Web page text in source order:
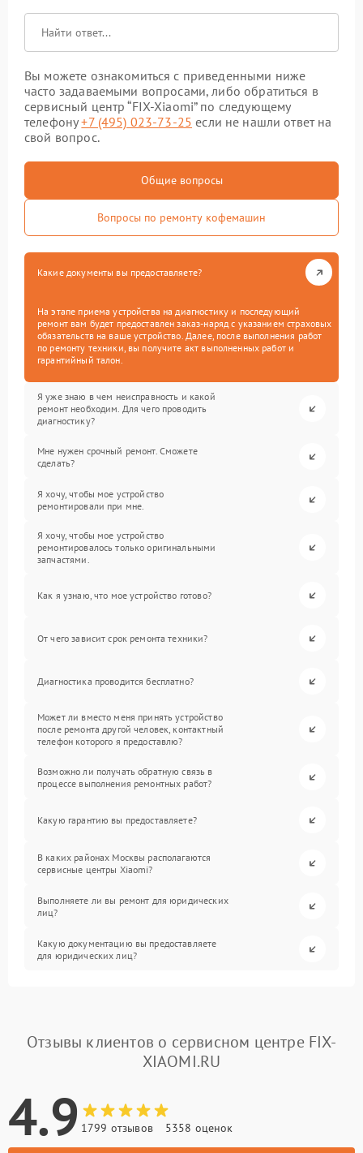
Вы можете ознакомиться с приведенными ниже
часто задаваемыми вопросами, либо обратиться в
сервисный центр “FIX-Xiaomi” по следующему
телефону+7 (495) 023-73-25 если не нашли ответ на
свой вопрос.
Общие вопросы
Вопросы по ремонту кофемашин
Какие документы вы предоставляете?
На этапе приема устройства на диагностику и последующий
ремонт вам будет предоставлен заказ-наряд с указанием страховых
обязательств на ваше устройство. Далее, после выполнения работ
по ремонту техники, вы получите акт выполненных работ и
гарантийный талон.
Я уже знаю в чем неисправность и какой
ремонт необходим. Для чего проводить
диагностику?
Мне нужен срочный ремонт. Сможете
сделать?
Я хочу, чтобы мое устройство
ремонтировали при мне.
Я хочу, чтобы мое устройство
ремонтировалось только оригинальными
запчастями.
Как я узнаю, что мое устройство готово?
От чего зависит срок ремонта техники?
Диагностика проводится бесплатно?
Может ли вместо меня принять устройство
после ремонта другой человек, контактный
телефон которого я предоставлю?
Возможно ли получать обратную связь в
процессе выполнения ремонтных работ?
Какую гарантию вы предоставляете?
В каких районах Москвы располагаются
сервисные центры Xiaomi?
Выполняете ли вы ремонт для юридических
лиц?
Какую документацию вы предоставляете
для юридических лиц?
Отзывы клиентов о сервисном центре FIX-
XIAOMI.RU
4.9 1799 отзывов 5358 оценок